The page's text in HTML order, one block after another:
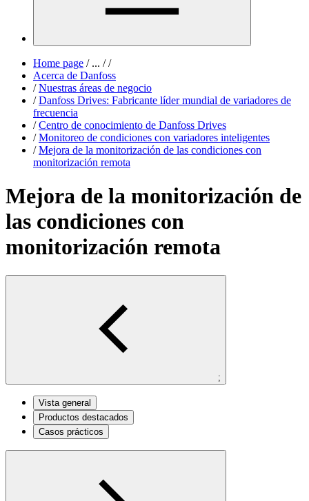
Home page /... / /
Acerca de Danfoss
/ Nuestras áreas de negocio
/ Danfoss Drives: Fabricante líder mundial de variadores de
frecuencia
/ Centro de conocimiento de Danfoss Drives
/ Monitoreo de condiciones con variadores inteligentes
/ Mejora de la monitorización de las condiciones con
monitorización remota
Mejora de la monitorización de
las condiciones con
monitorización remota
;
Vista general
Productos destacados
Casos prácticos